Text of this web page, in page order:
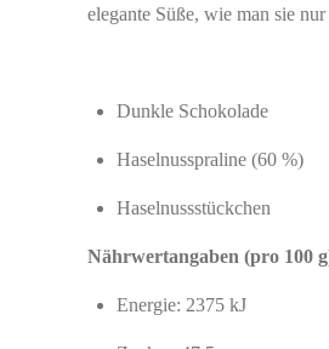
elegante Süße, wie man sie
Dunkle Schokolade
Haselnusspraline (60 %)
Haselnussstückchen
Nährwertangaben (pro 100
Energie: 2375 kJ